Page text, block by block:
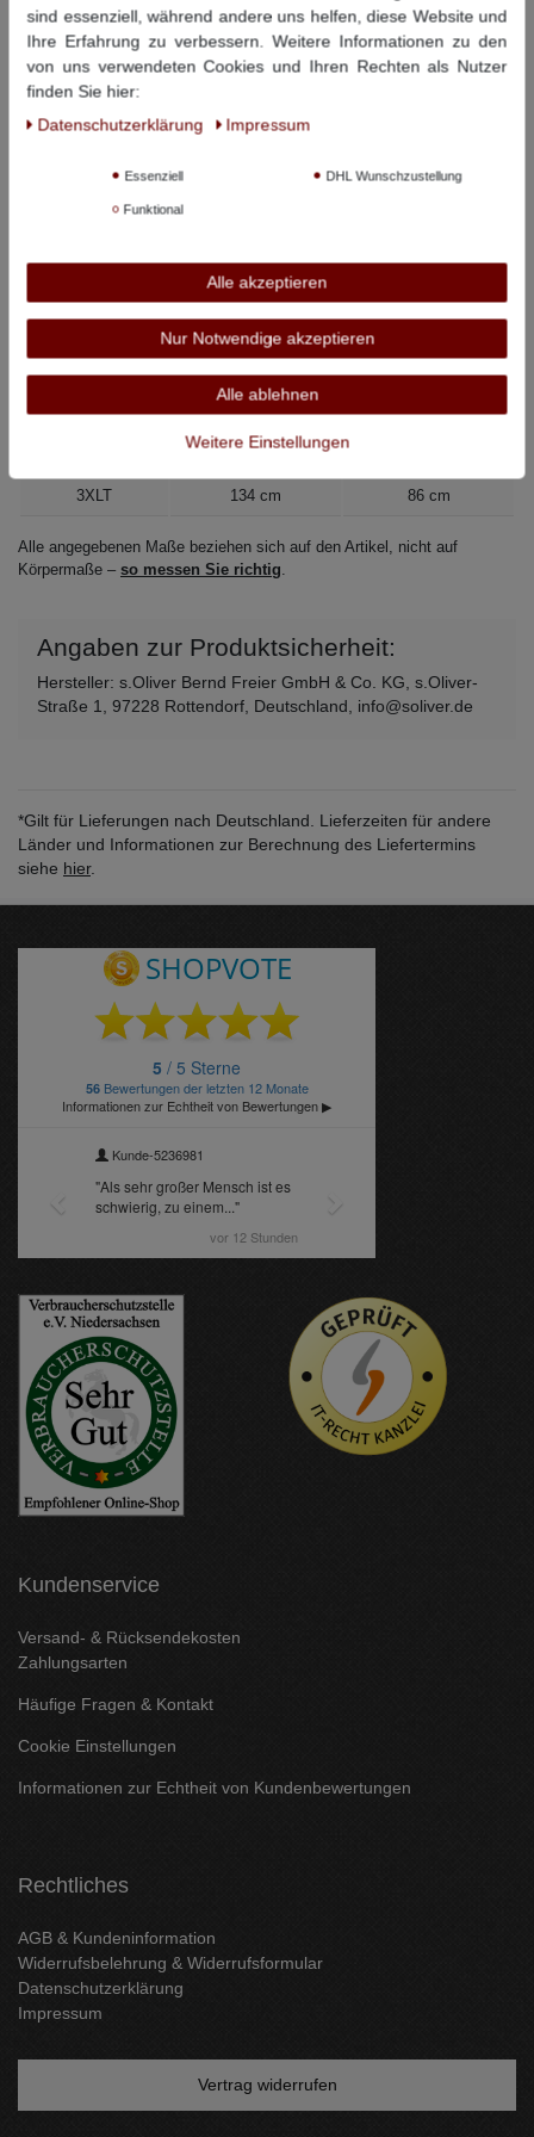
Dezentes s.Oliver-Logo auf Brusthöhe
Piqué-Struktur
Seitenschlitze am Saumabschluss
Material Kragen/Manschette:99% Baumwolle / 1% Elasthan
chemisch reinigen
Dieser Artikel hat folgende Maße:
Größe Bauchumfang Rückenlänge
XLT 116 cm 81 cm
124 cm
3XLT 134 cm 86 cm
Alle angegebenen Maße beziehen sich auf den Artikel, nicht auf
Körpermaße – so messen Sie richtig.
Angaben zur Produktsicherheit:
Hersteller: s.Oliver Bernd Freier GmbH & Co. KG, s.Oliver-
Straße 1, 97228 Rottendorf, Deutschland, info@soliver.de
*Gilt für Lieferungen nach Deutschland. Lieferzeiten für andere
Länder und Informationen zur Berechnung des Liefertermins
siehe hier.
Kundenservice
Versand- & Rücksendekosten
Zahlungsarten
Häufige Fragen & Kontakt
Cookie Einstellungen
Informationen zur Echtheit von Kundenbewertungen
Rechtliches
AGB & Kundeninformation
Widerrufsbelehrung & Widerrufsformular
Datenschutzerklärung
Impressum
Vertrag widerrufen
sind essenziell, während andere uns helfen, diese Website und
Ihre Erfahrung zu verbessern. Weitere Informationen zu den
von uns verwendeten Cookies und Ihren Rechten als Nutzer
finden Sie hier:
Daten­schutz­erklärung
Impressum
Essenziell DHL Wunschzustellung
Funktional
Alle akzeptieren
Nur Notwendige akzeptieren
Alle ablehnen
Weitere Einstellungen